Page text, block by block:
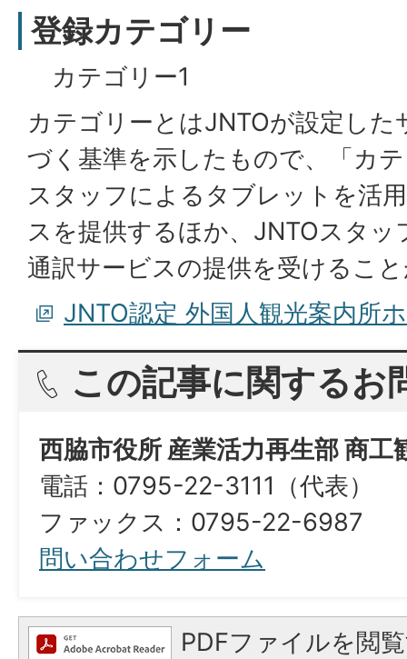
登録カテゴリー
カテゴリー1
カテゴリーとはJNTOが設定した
づく基準を示したもので、「カ
スタッフによるタブレットを活
スを提供するほか、JNTOスタッ
通訳サービスの提供を受けるこ
JNTO認定 外国人観光案内所
この記事に関するお
西脇市役所 産業活力再生部 商工
電話：0795-22-3111（代表）
ファックス：0795-22-6987​​​​​​​
問い合わせフォーム
PDFファイルを閲